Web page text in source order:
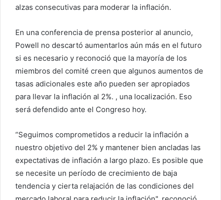
alzas consecutivas para moderar la inflación.
En una conferencia de prensa posterior al anuncio,
Powell no descartó aumentarlos aún más en el futuro
si es necesario y reconoció que la mayoría de los
miembros del comité creen que algunos aumentos de
tasas adicionales este año pueden ser apropiados
para llevar la inflación al 2%. , una localización. Eso
será defendido ante el Congreso hoy.
“Seguimos comprometidos a reducir la inflación a
nuestro objetivo del 2% y mantener bien ancladas las
expectativas de inflación a largo plazo. Es posible que
se necesite un período de crecimiento de baja
tendencia y cierta relajación de las condiciones del